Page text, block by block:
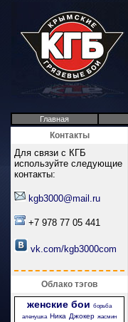
Главная
Контакты
Для связи с КГБ
используйте следующие
контакты:
kgb3000@mail.ru
+7 978 77 05 441
vk.com/kgb3000com
Облако тэгов
женские бои борьба
аленушка Ника Джокер жасмин